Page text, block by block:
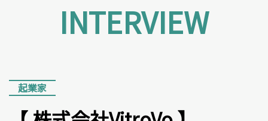
INTERVIEW
起業家